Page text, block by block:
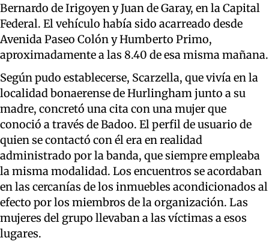
Bernardo de Irigoyen y Juan de Garay, en la Capital
Federal. El vehículo había sido acarreado desde
Avenida Paseo Colón y Humberto Primo,
aproximadamente a las 8.40 de esa misma mañana.
Según pudo establecerse, Scarzella, que vivía en la
localidad bonaerense de Hurlingham junto a su
madre, concretó una cita con una mujer que
conoció a través de Badoo. El perfil de usuario de
quien se contactó con él era en realidad
administrado por la banda, que siempre empleaba
la misma modalidad. Los encuentros se acordaban
en las cercanías de los inmuebles acondicionados al
efecto por los miembros de la organización. Las
mujeres del grupo llevaban a las víctimas a esos
lugares.